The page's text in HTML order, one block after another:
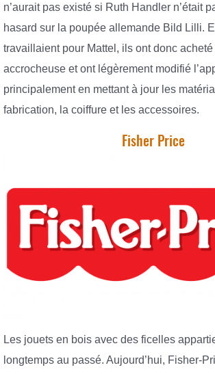
n’aurait pas existé si Ruth Handler n’était
hasard sur la poupée allemande Bild Lilli.
travaillaient pour Mattel, ils ont donc
accrocheuse et ont légèrement modifié
principalement en mettant à jour les
fabrication, la coiffure et les accessoires.
Fisher Price
Les jouets en bois avec des ficelles
longtemps au passé. Aujourd’hui, Fisher-